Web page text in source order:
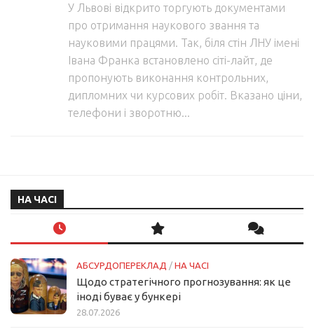
У Львові відкрито торгують документами
про отримання наукового звання та
науковими працями. Так, біля стін ЛНУ імені
Івана Франка встановлено сіті-лайт, де
пропонують виконання контрольних,
дипломних чи курсових робіт. Вказано ціни,
телефони і зворотню...
НА ЧАСІ
АБСУРДОПЕРЕКЛАД / НА ЧАСІ
Щодо стратегічного прогнозування: як це
іноді буває у бункері
28.07.2026